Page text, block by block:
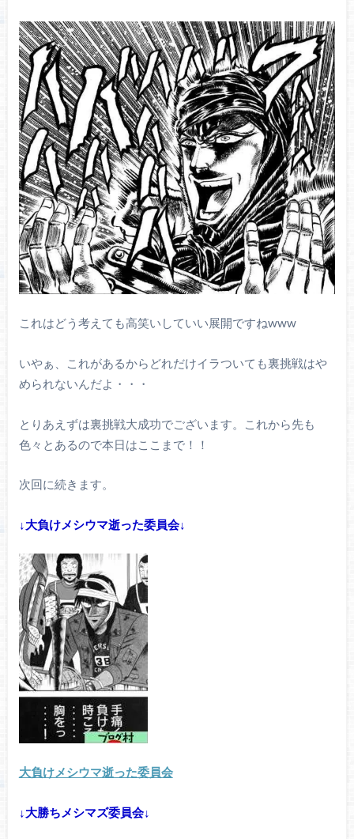
これはどう考えても高笑いしていい展開ですねwww
いやぁ、これがあるからどれだけイラついても裏挑戦はや
められないんだよ・・・
とりあえずは裏挑戦大成功でございます。これから先も
色々とあるので本日はここまで！！
次回に続きます。
↓大負けメシウマ逝った委員会↓
大負けメシウマ逝った委員会
↓大勝ちメシマズ委員会↓